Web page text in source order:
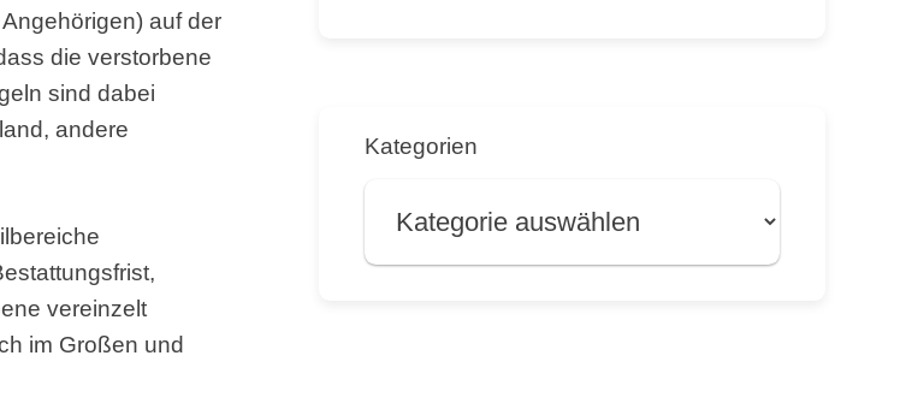
auf der
die verstorbene
sind dabei
andere
vereinzelt
im Großen und
Kategorien